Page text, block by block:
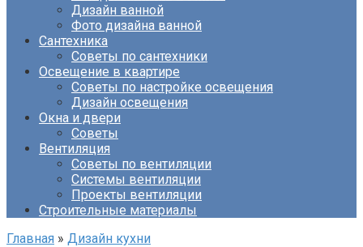
Дизайн ванной
Фото дизайна ванной
Сантехника
Советы по сантехники
Освещение в квартире
Советы по настройке освещения
Дизайн освещения
Окна и двери
Советы
Вентиляция
Советы по вентиляции
Системы вентиляции
Проекты вентиляции
Строительные материалы
Главная » Дизайн кухни